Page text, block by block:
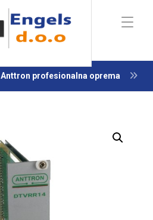
Anttron profesionalna oprema